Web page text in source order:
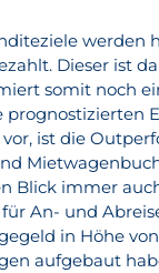
werden
Dieser ist
somit noch
ist die
Blick immer
An- und
in Höhe
aufgebaut